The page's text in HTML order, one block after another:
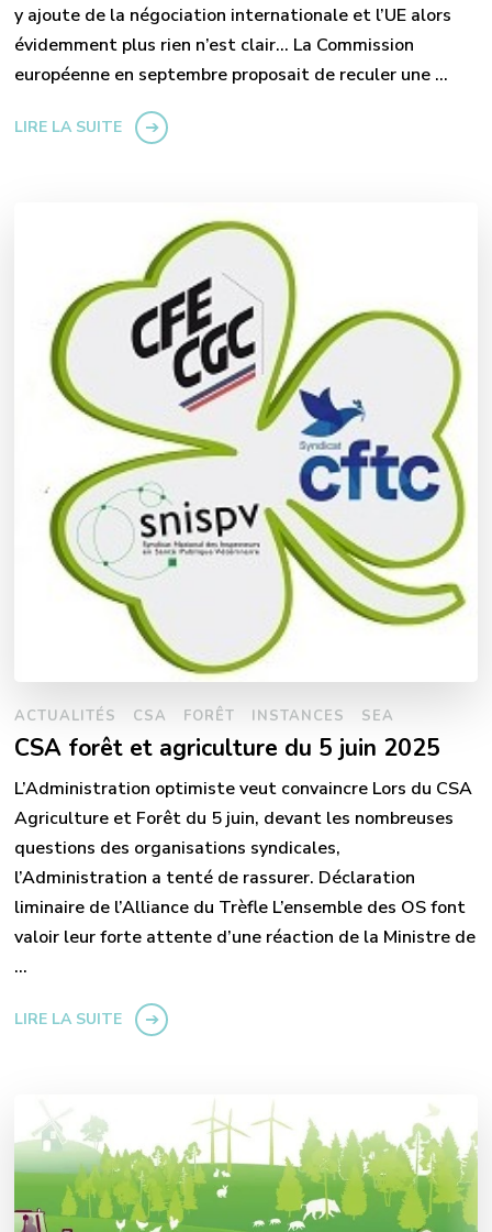
y ajoute de la négociation internationale et l’UE alors
évidemment plus rien n’est clair… La Commission
européenne en septembre proposait de reculer une …
LIRE LA SUITE
ACTUALITÉS CSA FORÊT INSTANCES SEA
CSA forêt et agriculture du 5 juin 2025
L’Administration optimiste veut convaincre Lors du CSA
Agriculture et Forêt du 5 juin, devant les nombreuses
questions des organisations syndicales,
l’Administration a tenté de rassurer. Déclaration
liminaire de l’Alliance du Trèfle L’ensemble des OS font
valoir leur forte attente d’une réaction de la Ministre de
…
LIRE LA SUITE